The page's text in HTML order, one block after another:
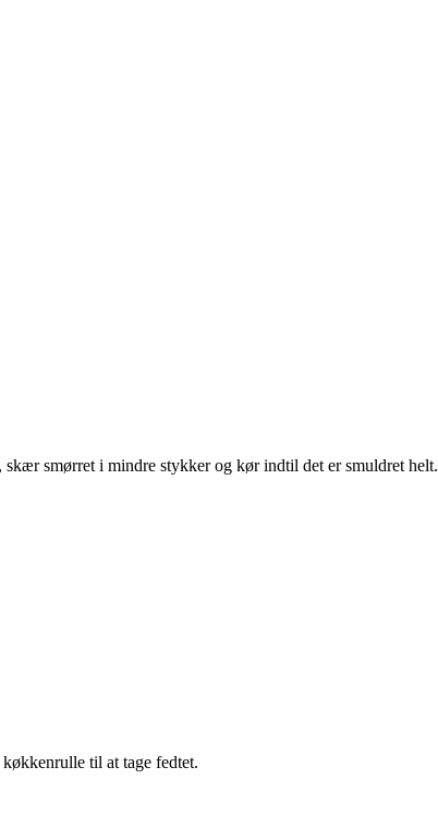
smørret i mindre stykker og kør indtil det er smuldret helt.
til at tage fedtet.